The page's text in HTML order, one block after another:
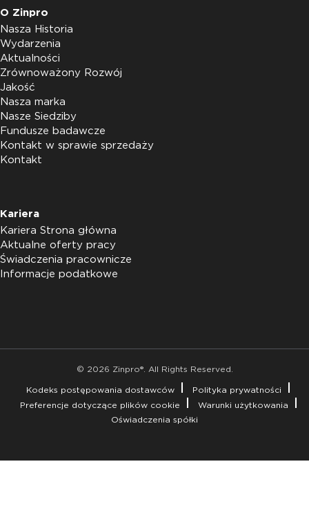
O Zinpro
Nasza Historia
Wydarzenia
Aktualności
Zrównoważony Rozwój
Jakość
Nasza marka
Nasze Siedziby
Fundusze badawcze
Kontakt w sprawie sprzedaży
Kontakt
Kariera
Kariera Strona główna
Aktualne oferty pracy
Świadczenia pracownicze
Informacje podatkowe
© 2026 Zinpro®. All Rights Reserved.
Kodeks postępowania dostawców
Polityka prywatności
Preferencje dotyczące plików cookie
Warunki użytkowania
Oświadczenia spółki